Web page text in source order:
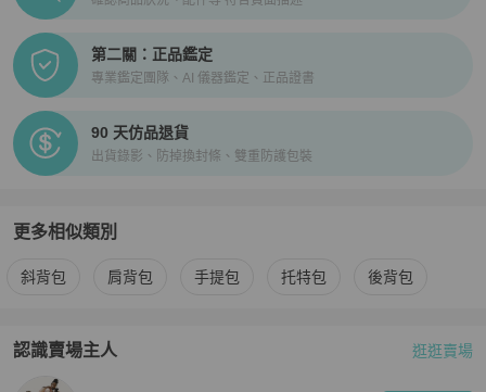
第二關：正品鑑定
專業鑑定團隊、AI 儀器鑑定、正品證書
90 天仿品退貨
出貨錄影、防掉換封條、雙重防護包裝
更多相似類別
更多Prada 女包相似商品推薦
斜背包 肩背包 手提包 托特包 後背包
認識賣場主人
PopChill 拍拍圈嚴選賣家
逛逛賣場